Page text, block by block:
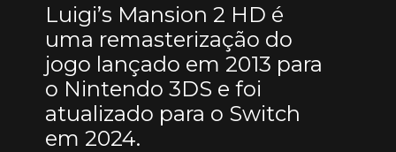
Luigi’s Mansion 2 HD é
uma remasterização do
jogo lançado em 2013 para
o Nintendo 3DS e foi
atualizado para o Switch
em 2024.